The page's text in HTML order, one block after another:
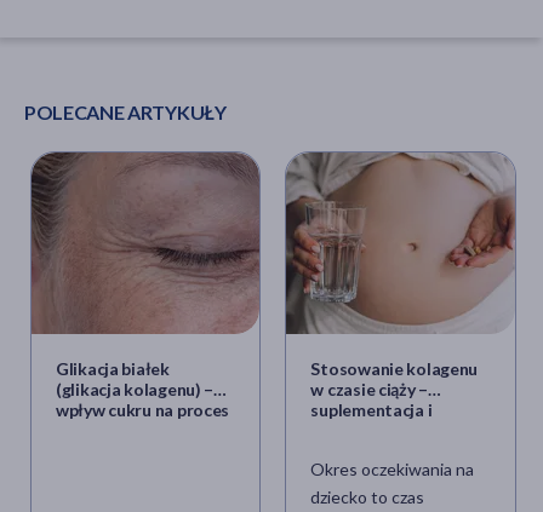
POLECANE ARTYKUŁY
Glikacja białek
(glikacja kolagenu) –
wpływ cukru na proces
Stosowanie kolagenu
w czasie ciąży –
suplementacja i
Okres oczekiwania na
dziecko to czas